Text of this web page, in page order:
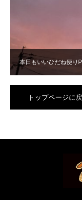
本日もいいひだね便り
トップページに